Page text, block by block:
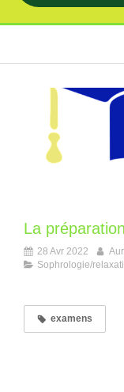
La
28 Avr 2022
Sophrologie/
examens